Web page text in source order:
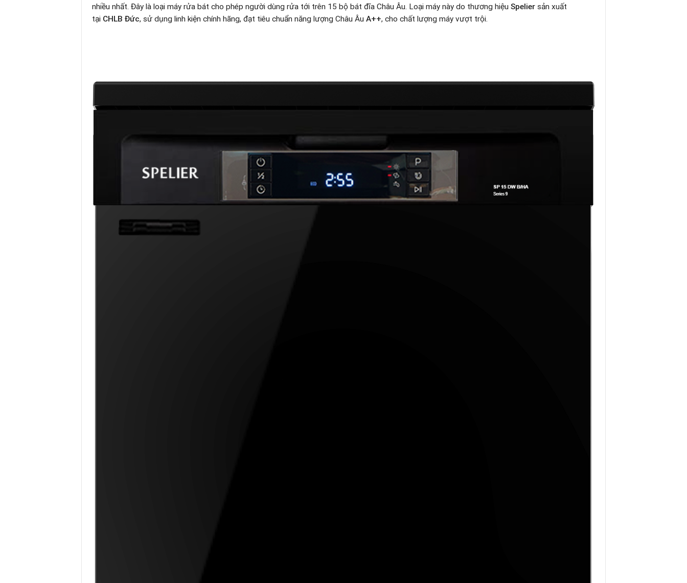
nhiều nhất. Đây là loại máy rửa bát cho phép người dùng rửa tới trên 15 bộ bát đĩa Châu Âu. Loại máy này do thương hiệu Spelier sản xuất
tại CHLB Đức, sử dụng linh kiện chính hãng, đạt tiêu chuẩn năng lượng Châu Âu A++, cho chất lượng máy vượt trội.